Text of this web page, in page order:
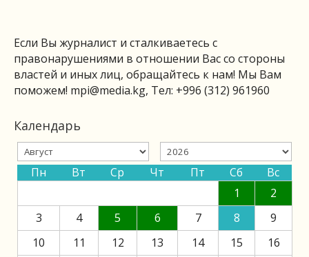
Если Вы журналист и сталкиваетесь с
правонарушениями в отношении Вас со стороны
властей и иных лиц, обращайтесь к нам! Мы Вам
поможем! mpi@media.kg, Тел: +996 (312) 961960
Календарь
Пн Вт Ср Чт Пт Сб
Вс
1
2
3
4 5 6 7 8
9
10
11 12 13 14 15
16